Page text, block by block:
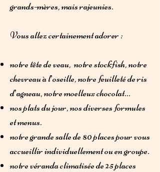
grands-mères, mais rajeunies.
Vous allez certainement adorer :
notre tête de veau, notre stockfish, notre
chevreau à l’oseille, notre feuilleté de ris
d’agneau, notre moelleux chocolat…
nos plats du jour, nos diverses formules
et menus.
notre grande salle de 80 places pour vous
accueillir individuellement ou en groupe.
notre véranda climatisée de 25 places